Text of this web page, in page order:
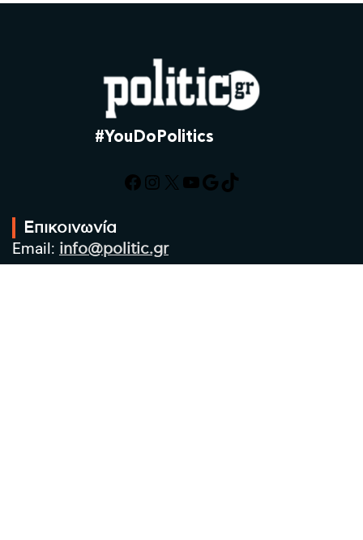
#YouDoPolitics
Facebook
Instagram
X YouTube
Google
TikTok
Επικοινωνία
Email: info@politic.gr
Τηλ: